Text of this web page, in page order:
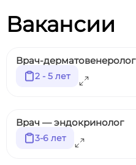
Вакансии
Врач-дерматовенеролог
2 - 5 лет
Врач — эндокринолог
3-6 лет